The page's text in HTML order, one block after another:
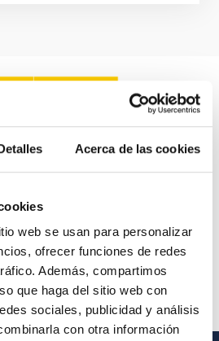
Acerca de las cookies
web se usan para personalizar
ofrecer funciones de redes
Además, compartimos
que haga del sitio web con
sociales, publicidad y análisis
con otra información